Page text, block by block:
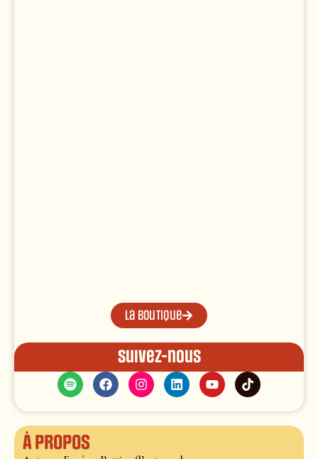
La boutique
Suivez-nous
À propos